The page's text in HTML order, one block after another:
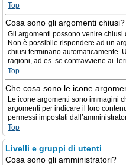
Top
Cosa sono gli argomenti chiusi?
Gli argomenti possono venire chiusi
Non è possibile rispondere ad un
chiusi terminano automaticamente.
ragioni, ad es. se contravviene ai
Top
Che cosa sono le icone
Le icone argomenti sono immagini
argomenti per indicare il loro
permessi impostati
Top
Livelli e gruppi di utenti
Cosa sono gli amministratori?